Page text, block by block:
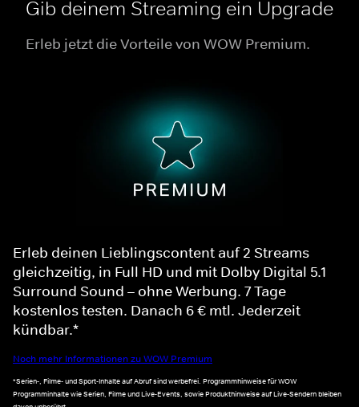
Gib deinem Streaming ein Upgrade
Erleb jetzt die Vorteile von WOW Premium.
Erleb deinen Lieblingscontent auf 2 Streams
gleichzeitig, in Full HD und mit Dolby Digital 5.1
Surround Sound – ohne Werbung. 7 Tage
kostenlos testen. Danach 6 € mtl. Jederzeit
kündbar.*
Noch mehr Informationen zu WOW Premium
*Serien-, Filme- und Sport-Inhalte auf Abruf sind werbefrei. Programmhinweise für WOW
Programminhalte wie Serien, Filme und Live-Events, sowie Produkthinweise auf Live-Sendern bleiben